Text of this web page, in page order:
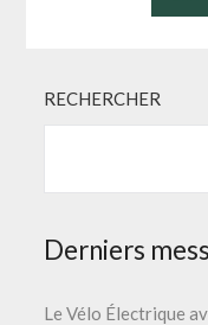
RECHERCHER
Derniers
Le Vélo Électrique